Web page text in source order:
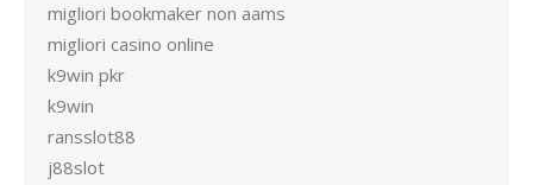
migliori bookmaker non aams
migliori casino online
k9win pkr
k9win
ransslot88
j88slot